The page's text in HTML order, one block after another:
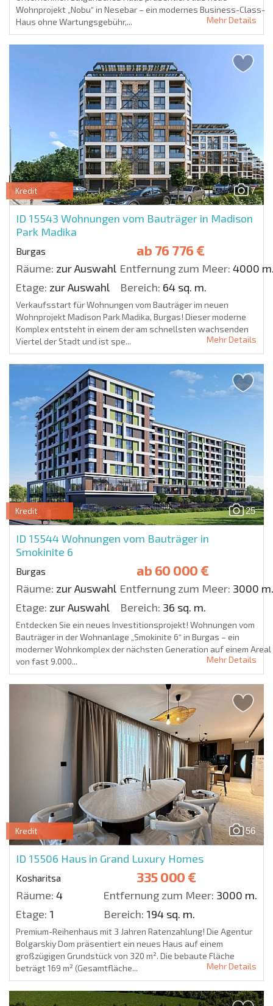
Wohnprojekt „Nobu“ in Nesebar – ein modernes Business-Class-
Haus ohne Wartungsgebühr,...
Mehr Details
7
Kredit
ID 15543 Wohnungen vom Bauträger in Madison
Park Madika
Burgas ab 76 776 €
Räume: zur Auswahl Entfernung zum Meer: 4000
Etage: zur Auswahl Bereich: 64 sq. m.
Verkaufsstart für Wohnungen vom Bauträger im neuen
Wohnprojekt Madison Park Madika, Burgas! Dieser moderne
Komplex entsteht in einem der am schnellsten wachsenden
Viertel der Stadt und ist spe...
Mehr Details
25
Kredit
ID 15544Wohnungen vom Bauträger in
Smokinite 6
Burgas ab 60 000 €
Räume: zur Auswahl Entfernung zum Meer: 3000 m.
Etage: zur Auswahl Bereich: 36 sq. m.
Entdecken Sie ein neues Investitionsprojekt! Wohnungen vom
Bauträger in der Wohnanlage „Smokinite 6“ in Burgas – ein
moderner Wohnkomplex der nächsten Generation auf einem Areal
von fast 9.000...
Mehr Details
56
Kredit
ID 15506 Haus in Grand Luxury Homes
Kosharitsa 335 000 €
Räume: 4 Entfernung zum Meer: 3000 m.
Etage: 1 Bereich: 194 sq. m.
Premium-Reihenhaus mit 3 Jahren Ratenzahlung! Die Agentur
Bolgarskiy Dom präsentiert ein neues Haus auf einem
großzügigen Grundstück von 320 m². Die bebaute Fläche
beträgt 169 m² (Gesamtfläche...
Mehr Details